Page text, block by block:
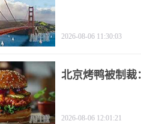
2026-08-06 11:30:03
北京烤鸭被制裁
2026-08-06 12:01:21